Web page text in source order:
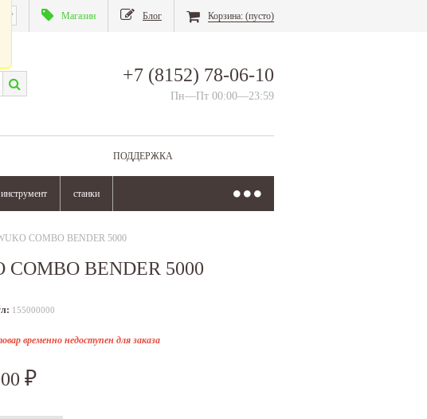
Магазин Блог Корзина: (пусто)
+7 (8152) 78-06-10
Пн—Пт 00:00—23:59
ПОДДЕРЖКА
станки
COMBO BENDER 5000
COMBO BENDER 5000
155000000
временно недоступен для заказа
₽